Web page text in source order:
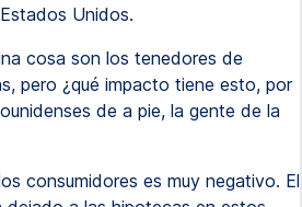
Unidos.
cosa son los tenedores de
pero ¿qué impacto tiene esto, por
de a pie, la gente de la
consumidores es muy negativo. El